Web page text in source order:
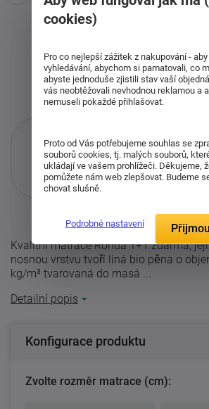
Pouze při nákupu přes i-
Více informací
Kvalitní matrace Ronda 1+1 zdarma,
nosnou vrstvu tvoří líná bio pěna o
kg/m³ tvarovaná do masá ...
Detailní popis
Konfigurace produktu
Zvolte rozměr matrace (cm):
cookies)
Pro co nejlepší zážitek z nakupování -
vyhledávání, abychom si pamatovali, co
abyste jednoduše zjistili stav vaší
vás neobtěžovali nevhodnou reklamou a
nemuseli pokaždé přihlašovat.
Proto od Vás potřebujeme souhlas se
souborů cookies, tj. malých souborů,
ukládají ve vašem prohlížeči. Děkujeme,
pomůžete nám web zlepšovat. Budeme
chovat slušně.
Podrobné nastavení